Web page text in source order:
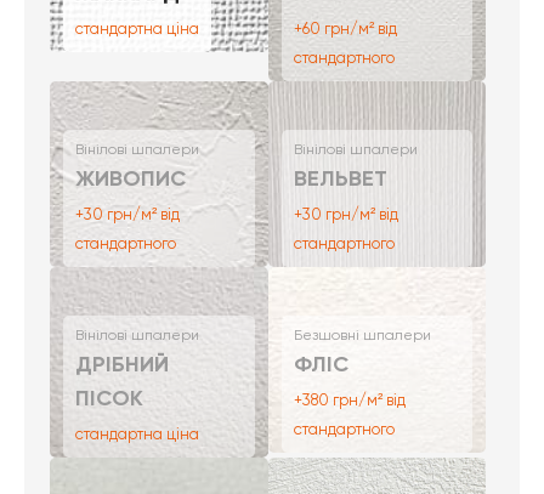
стандартна ціна
+60 грн/м² від
стандартного
Вінілові шпалери
ЖИВОПИС
+30 грн/м² від
стандартного
Вінілові шпалери
ВЕЛЬВЕТ
+30 грн/м² від
стандартного
Вінілові шпалери
ДРІБНИЙ
ПІСОК
стандартна ціна
Безшовні шпалери
ФЛІС
+380 грн/м² від
стандартного